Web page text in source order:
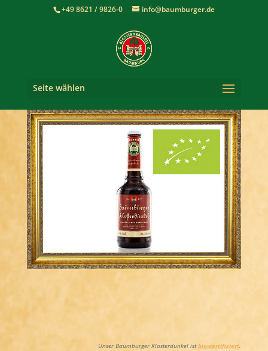
+49 8621 / 9826-0 info@baumburger.de
Seite wählen
Unser Baumburger Klosterdunkel istbio-zertifiziert.